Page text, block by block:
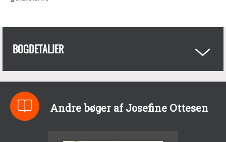
BOGDETALJER
Andre bøger af Josefine Ottesen